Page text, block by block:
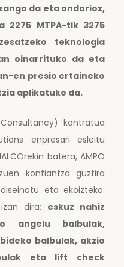
da eta ondorioz,
2275 MTPA-tik 3275
teknologia
oinarrituko da eta
en presio ertaineko
aplikatuko da.
kontratua
enpresari esleitu
batera, AMPO
konfiantza guztira
eta ekoizteko.
dira; eskuz nahiz
angelu balbulak,
balbulak, akzio
eta lift check